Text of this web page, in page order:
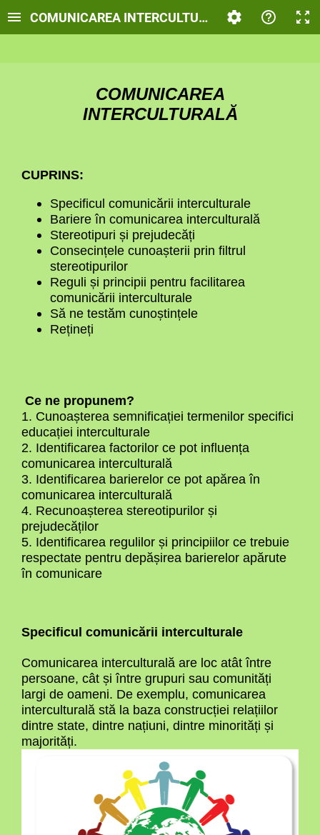
COMUNICAREA INTERCULTURALĂ
COMUNICAREA
INTERCULTURALĂ
CUPRINS:
Specificul comunicării interculturale
Bariere în comunicarea interculturală
Stereotipuri și prejudecăți
Consecințele cunoașterii prin filtrul
stereotipurilor
Reguli și principii pentru facilitarea
comunicării interculturale
Să ne testăm cunoștințele
Rețineți
Ce ne propunem?
1. Cunoașterea semnificației termenilor specifici
educației interculturale
2. Identificarea factorilor ce pot influența
comunicarea interculturală
3. Identificarea barierelor ce pot apărea în
comunicarea interculturală
4. Recunoașterea stereotipurilor și
prejudecăților
5. Identificarea regulilor și principiilor ce trebuie
respectate pentru depășirea barierelor apărute
în comunicare
Specificul comunicării interculturale
Comunicarea interculturală are loc atât între
persoane, cât și între grupuri sau comunități
largi de oameni. De exemplu, comunicarea
interculturală stă la baza construcției relațiilor
dintre state, dintre națiuni, dintre minorități și
majorități.